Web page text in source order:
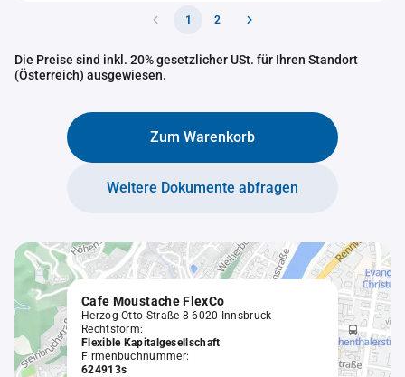
1 2
Die Preise sind inkl. 20% gesetzlicher USt. für Ihren Standort
(Österreich) ausgewiesen.
Zum Warenkorb
Weitere Dokumente abfragen
Cafe Moustache FlexCo
Herzog-Otto-Straße 8 6020 Innsbruck
Rechtsform:
Flexible Kapitalgesellschaft
Firmenbuchnummer:
624913s